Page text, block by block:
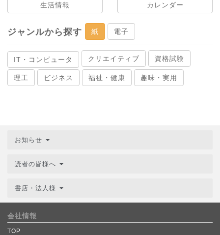
生活情報 カレンダー
ジャンルから探す 紙 電子
IT・コンピュータ クリエイティブ 資格試験
理工 ビジネス 福祉・健康 趣味・実用
お知らせ
読者の皆様へ
書店・法人様
会社情報
TOP